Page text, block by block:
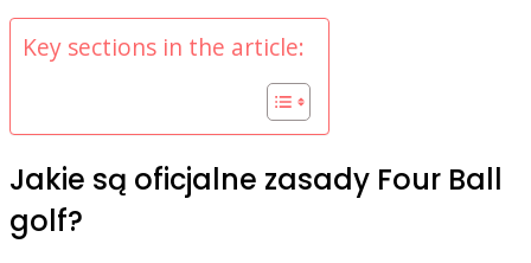
Key sections in the article:
Jakie są oficjalne zasady Four Ball
golf?